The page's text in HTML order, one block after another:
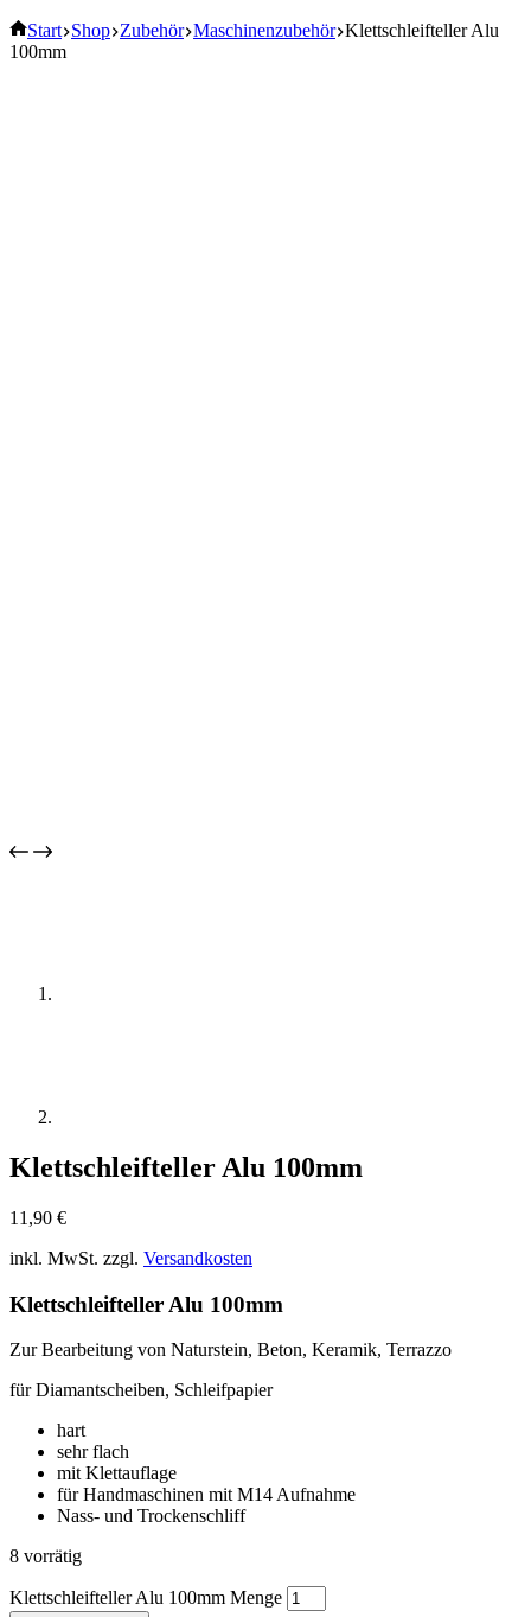
Start Shop Zubehör Maschinenzubehör Klettschleifteller Alu
100mm
Klettschleifteller Alu 100mm
11,90 €
inkl. MwSt. zzgl. Versandkosten
Klettschleifteller Alu 100mm
Zur Bearbeitung von Naturstein, Beton, Keramik, Terrazzo
für Diamantscheiben, Schleifpapier
hart
sehr flach
mit Klettauflage
für Handmaschinen mit M14 Aufnahme
Nass- und Trockenschliff
8 vorrätig
Klettschleifteller Alu 100mm Menge